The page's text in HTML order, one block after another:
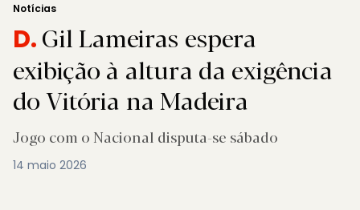
Notícias
D.Gil Lameiras espera
exibição à altura da exigência
do Vitória na Madeira
Jogo com o Nacional disputa-se sábado
14 maio 2026